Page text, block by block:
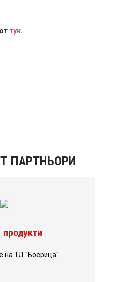
оттук.
ПАРТНЬОРИ
продукти
на ТД "Боерица".